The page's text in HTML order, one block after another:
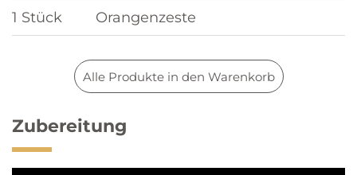
1 Stück Orangenzeste
Alle Produkte in den Warenkorb
Zubereitung